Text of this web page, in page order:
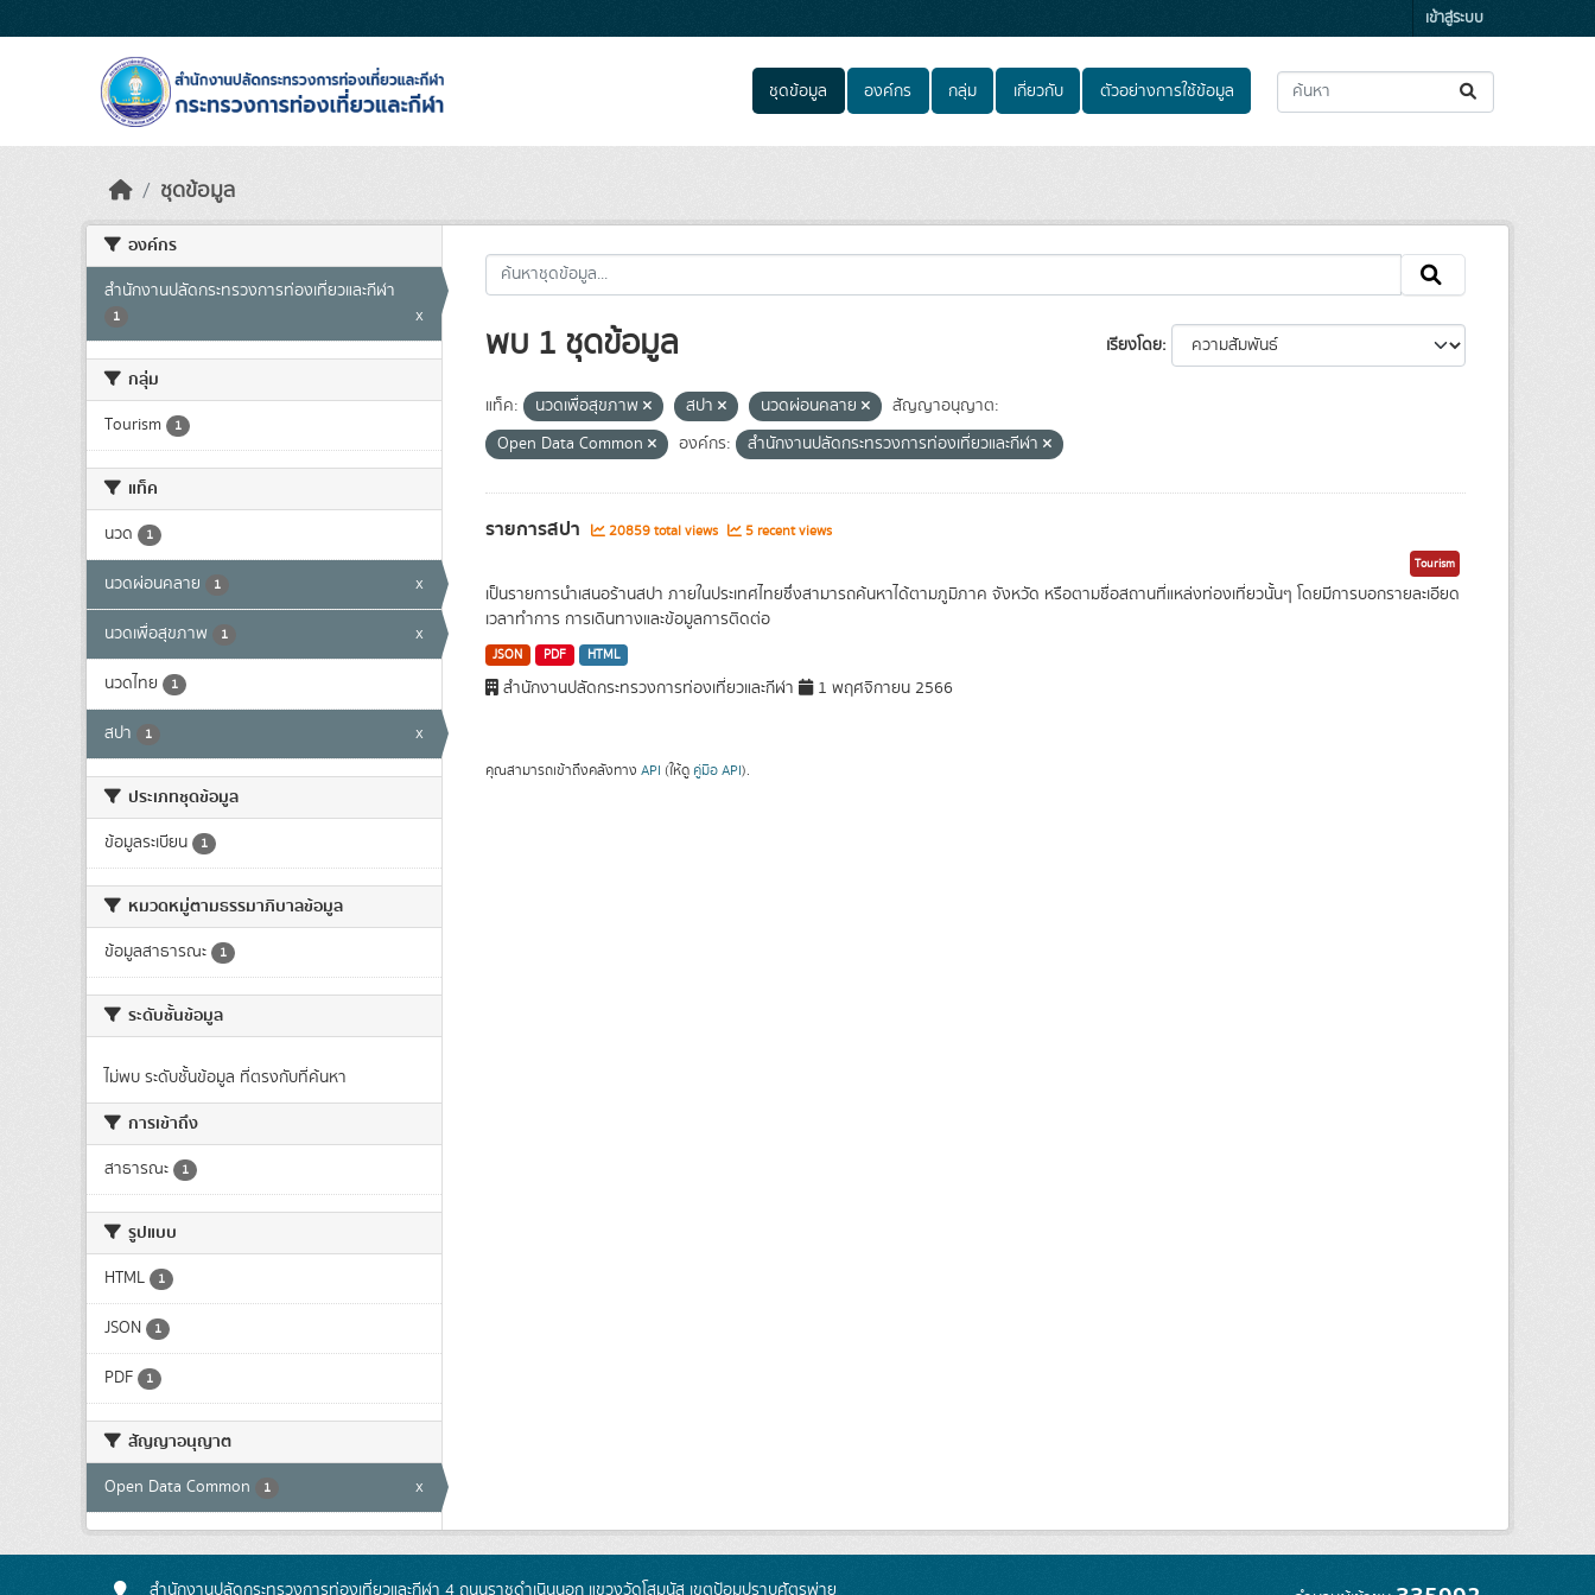
เข้าสู่ระบบ
ชุดข้อมูล องค์กร กลุ่ม เกี่ยวกับ ตัวอย่างการใช้ข้อมูล
ชุดข้อมูล
องค์กร
สำนักงานปลัดกระทรวงการท่องเที่ยวและกีฬา
1 x
กลุ่ม
Tourism 1
แท็ค
นวด 1
นวดผ่อนคลาย 1 x
นวดเพื่อสุขภาพ 1 x
นวดไทย 1
สปา 1 x
ประเภทชุดข้อมูล
ข้อมูลระเบียน 1
หมวดหมู่ตามธรรมาภิบาลข้อมูล
ข้อมูลสาธารณะ 1
ระดับชั้นข้อมูล
ไม่พบ ระดับชั้นข้อมูล ที่ตรงกับที่ค้นหา
การเข้าถึง
สาธารณะ 1
รูปแบบ
HTML 1
JSON 1
PDF 1
สัญญาอนุญาต
Open Data Common 1 x
เรียงโดย
พบ 1 ชุดข้อมูล
แท็ค: นวดเพื่อสุขภาพ สปา นวดผ่อนคลาย
สัญญาอนุญาต:
Open Data Common
องค์กร: สำนักงานปลัดกระทรวงการท่องเที่ยวและกีฬา
รายการสปา 20859 total views 5 recent views
Tourism
เป็นรายการนำเสนอร้านสปา ภายในประเทศไทยซึ่งสามารถค้นหาได้ตามภูมิภาค จังหวัด หรือตามชื่อสถานที่แหล่งท่องเที่ยวนั้นๆ โดยมีการบอกรายละเอียด
เวลาทำการ การเดินทางและข้อมูลการติดต่อ
JSON PDF HTML
สำนักงานปลัดกระทรวงการท่องเที่ยวและกีฬา 1 พฤศจิกายน 2566
คุณสามารถเข้าถึงคลังทาง API (ให้ดู คู่มือ API).
สำนักงานปลัดกระทรวงการท่องเที่ยวและกีฬา 4 ถนนราชดำเนินนอก แขวงวัดโสมนัส เขตป้อมปราบศัตรูพ่าย